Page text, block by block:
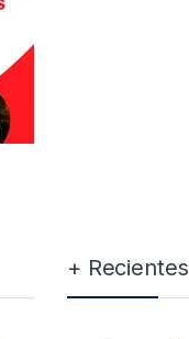
+ Recientes